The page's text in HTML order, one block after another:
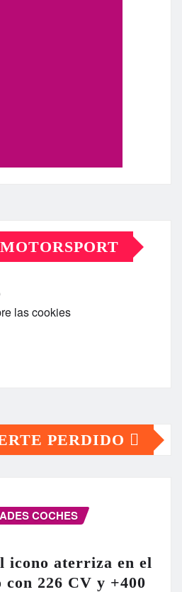
las cookies
PERDIDO
COCHES
icono aterriza en el
226 CV y +400